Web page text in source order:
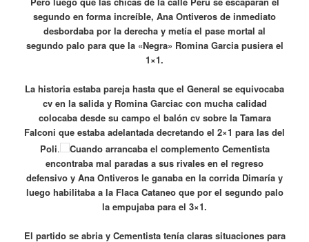
segundo en forma increíble, Ana Ontiveros de inmediato
desbordaba por la derecha y metía el pase mortal al
segundo palo para que la «Negra» Romina Garcia pusiera el
1×1.
La historia estaba pareja hasta que el General se equivocaba
cv en la salida y Romina Garciac con mucha calidad
colocaba desde su campo el balón cv sobre la Tamara
Falconi que estaba adelantada decretando el 2×1 para las del
Poli.
Cuando arrancaba el complemento Cementista
encontraba mal paradas a sus rivales en el regreso
defensivo y Ana Ontiveros le ganaba en la corrida Dimaría y
luego habilitaba a la Flaca Cataneo que por el segundo palo
la empujaba para el 3×1.
El partido se abria y Cementista tenía claras situaciones para